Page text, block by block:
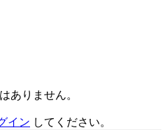
ありません。
イン してください。